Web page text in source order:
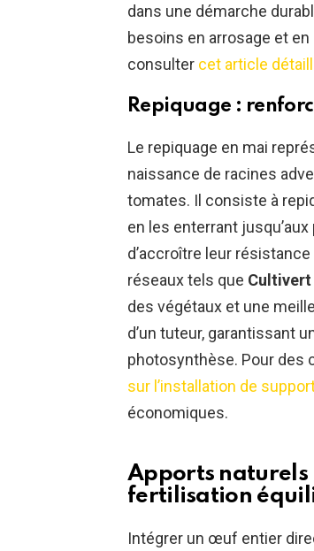
dans une démarche
besoins en arrosage et
consulter cet article
Repiquage :
Le repiquage en mai
naissance de racines
tomates. Il consiste à
en les enterrant
d’accroître leur
réseaux tels que Cultivert
des végétaux et une
d’un tuteur, garantissant
photosynthèse. Pour des
sur l’installation de
économiques.
Apports
fertilisation
Intégrer un œuf entier